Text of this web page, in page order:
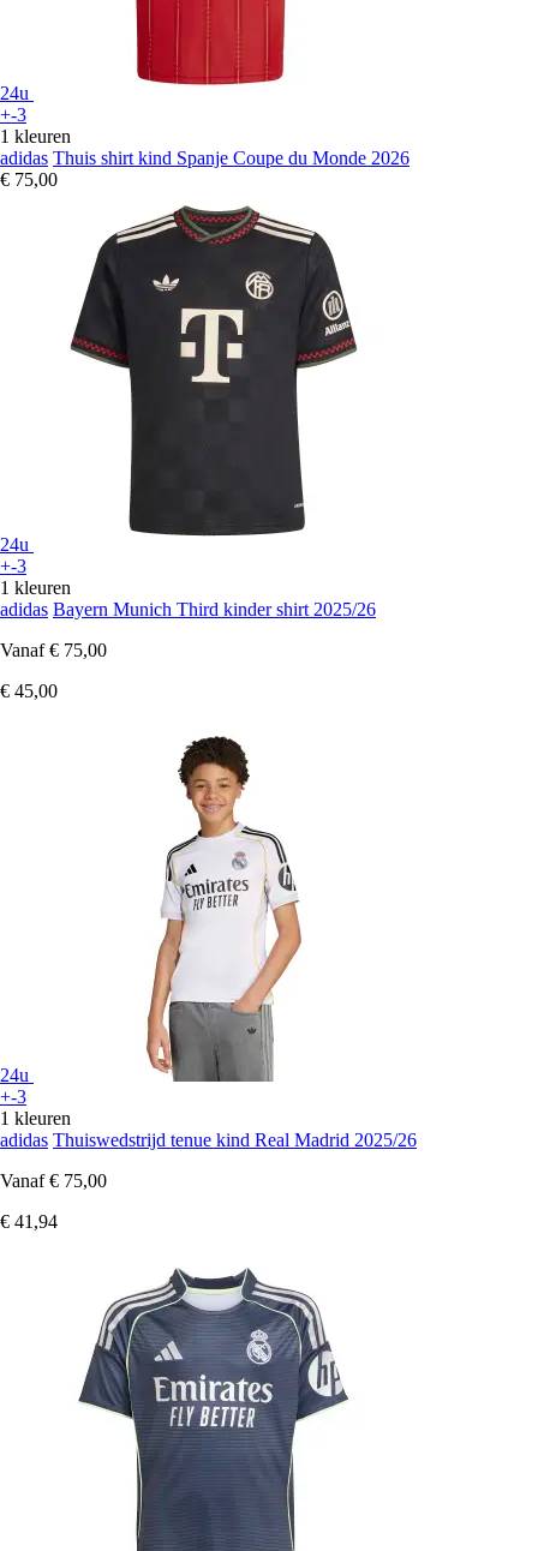
24u
+-3
1 kleuren
adidas Thuis shirt kind Spanje Coupe du Monde 2026
€ 75,00
24u
+-3
1 kleuren
adidas Bayern Munich Third kinder shirt 2025/26
Vanaf € 75,00
€ 45,00
24u
+-3
1 kleuren
adidas Thuiswedstrijd tenue kind Real Madrid 2025/26
Vanaf € 75,00
€ 41,94